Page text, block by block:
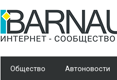
Общество Автоновости